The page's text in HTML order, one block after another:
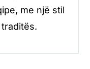
me një stil